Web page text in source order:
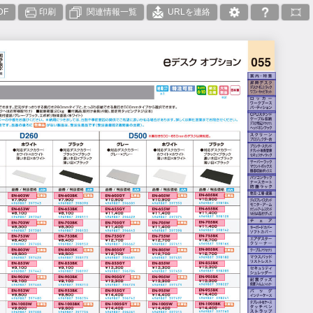
印刷 関連情報一覧 URLを連絡